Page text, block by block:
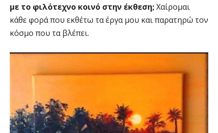
με το φιλότεχνο κοινό στην έκθεση;Χαίρομαι
κάθε φορά που εκθέτω τα έργα μου και παρατηρώ τον
κόσμο που τα βλέπει.